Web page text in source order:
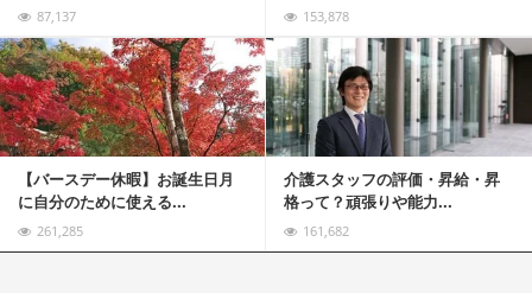
87,137 153,878
【バースデー休暇】お誕生日月
に自分のために使える...
261,285
介護スタッフの評価・昇給・昇
格って？頑張りや能力...
161,682
記事を読む